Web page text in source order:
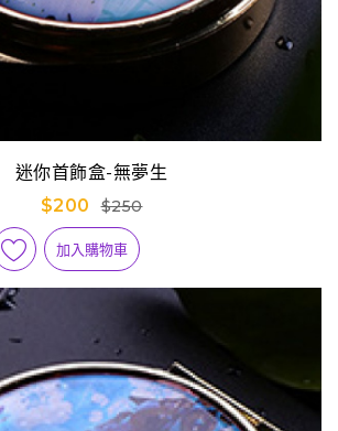
迷你首飾盒-無夢生
$200
$250
加入購物車